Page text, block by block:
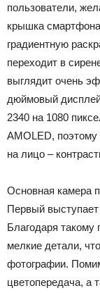
пользователи,
крышка
градиентную
переходит в
выглядит очень
дюймовый
2340 на 1080
AMOLED, поэтому
на лицо –
Основная камера
Первый
Благодаря
мелкие детали,
фотографии.
цветопередача, а